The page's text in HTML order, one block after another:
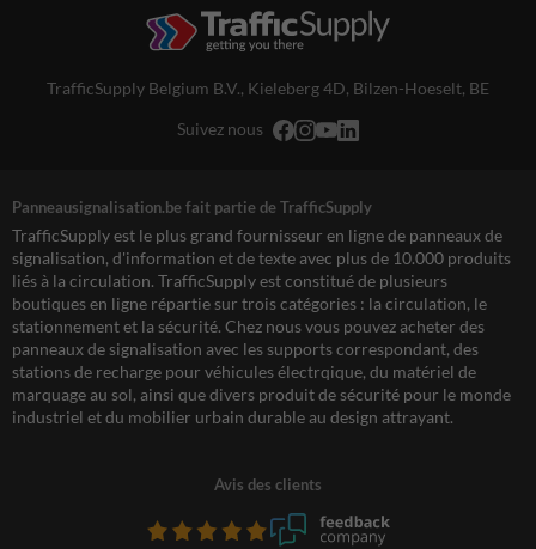
TrafficSupply Belgium B.V., Kieleberg 4D, Bilzen-Hoeselt, BE
Suivez nous
Panneausignalisation.be fait partie de TrafficSupply
TrafficSupply est le plus grand fournisseur en ligne de panneaux de
signalisation, d'information et de texte avec plus de 10.000 produits
liés à la circulation. TrafficSupply est constitué de plusieurs
boutiques en ligne répartie sur trois catégories : la circulation, le
stationnement et la sécurité. Chez nous vous pouvez acheter des
panneaux de signalisation avec les supports correspondant, des
stations de recharge pour véhicules électrqique, du matériel de
marquage au sol, ainsi que divers produit de sécurité pour le monde
industriel et du mobilier urbain durable au design attrayant.
Avis des clients